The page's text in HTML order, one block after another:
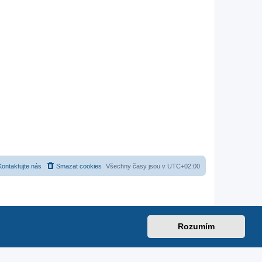
Rozumím
Všechny časy jsou v UTC+02:00
Smazat cookies
nás